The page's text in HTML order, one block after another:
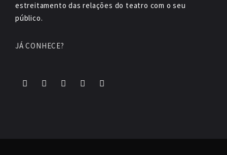
estreitamento das relações do teatro com o seu
público.
JÁ CONHECE?